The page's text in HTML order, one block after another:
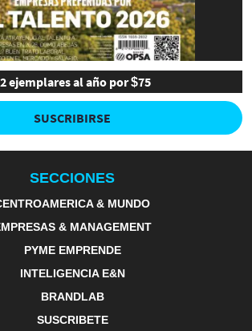
ejemplares al año por $75
SUSCRIBIRSE
SECCIONES
& MUNDO
& MANAGEMENT
PYME EMPRENDE
INTELIGENCIA E&N
BRANDLAB
SUSCRIBETE